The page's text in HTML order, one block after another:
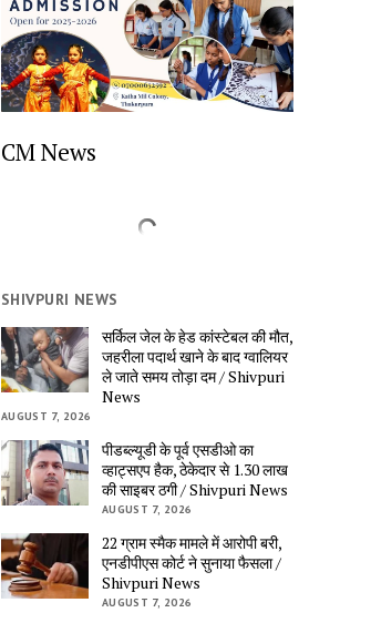
CM News
SHIVPURI NEWS
सर्किल जेल के हेड कांस्टेबल की मौत,
जहरीला पदार्थ खाने के बाद ग्वालियर
ले जाते समय तोड़ा दम / Shivpuri
News
AUGUST 7, 2026
पीडब्ल्यूडी के पूर्व एसडीओ का
व्हाट्सएप हैक, ठेकेदार से 1.30 लाख
की साइबर ठगी / Shivpuri News
AUGUST 7, 2026
22 ग्राम स्मैक मामले में आरोपी बरी,
एनडीपीएस कोर्ट ने सुनाया फैसला /
Shivpuri News
AUGUST 7, 2026